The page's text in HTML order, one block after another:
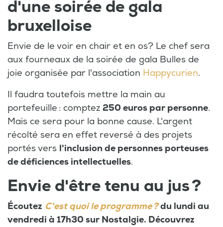
d'une soirée de gala
bruxelloise
Envie de le voir en chair et en os? Le chef sera
aux fourneaux de la soirée de gala Bulles de
joie organisée par l'association Happycurien.
Il faudra toutefois mettre la main au
portefeuille : comptez 250 euros par personne.
Mais ce sera pour la bonne cause. L'argent
récolté sera en effet reversé à des projets
portés vers l'inclusion de personnes porteuses
de déficiences intellectuelles.
Envie d'être tenu au jus ?
Écoutez C'est quoi le programme ?du lundi au
vendredi à 17h30 sur Nostalgie. Découvrez